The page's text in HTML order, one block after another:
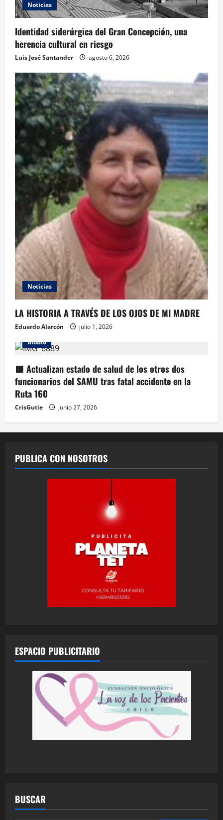
Noticias
Identidad siderúrgica del Gran Concepción, una
herencia cultural en riesgo
Luis José Santander agosto 6, 2026
Noticias
LA HISTORIA A TRAVÉS DE LOS OJOS DE MI MADRE
Eduardo Alarcón
julio 1, 2026
BioBio
🟥 Actualizan estado de salud de los otros dos
funcionarios del SAMU tras fatal accidente en la
Ruta 160
CrisGutie junio 27, 2026
PUBLICA CON NOSOTROS
ESPACIO PUBLICITARIO
BUSCAR